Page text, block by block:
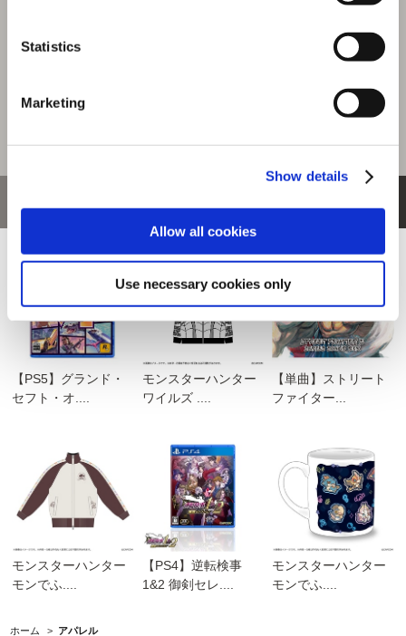
Statistics
Marketing
Show details
Allow all cookies
Use necessary cookies only
商品を選びなおす
440ポイント付与
【PS5】グランド・
セフト・オ....
モンスターハンター
ワイルズ ....
【単曲】ストリート
ファイター...
モンスターハンター
モンでふ....
【PS4】逆転検事
1&2 御剣セレ....
モンスターハンター
モンでふ....
ホーム > アパレル